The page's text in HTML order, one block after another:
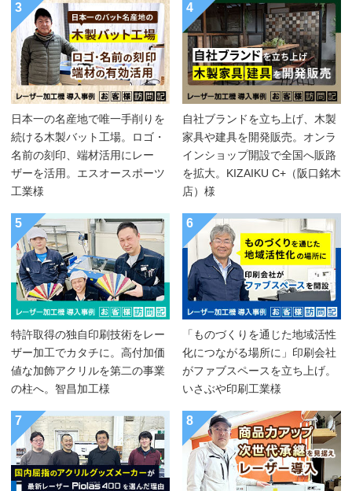
3
日本一の名産地で唯一手削りを
続ける木製バット工場。ロゴ・
名前の刻印、端材活用にレー
ザーを活用。エスオースポーツ
工業様
4
自社ブランドを立ち上げ、木製
家具や建具を開発販売。オンラ
インショップ開設で全国へ販路
を拡大。KIZAIKU C+（阪口銘木
店）様
5
特許取得の独自印刷技術をレー
ザー加工でカタチに。高付加価
値な加飾アクリルを第二の事業
の柱へ。智昌加工様
6
「ものづくりを通じた地域活性
化につながる場所に」印刷会社
がファブスペースを立ち上げ。
いさぶや印刷工業様
7 8